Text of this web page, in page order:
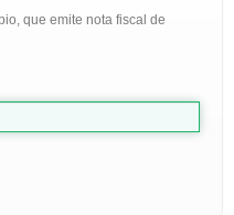
que emite nota fiscal de